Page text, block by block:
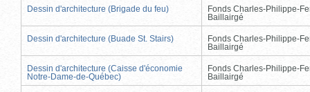
Dessin d'architecture (Brigade du feu)
Fonds Charles-Philippe-
Baillairgé
Dessin d'architecture (Buade St. Stairs)
Fonds Charles-Philippe-
Baillairgé
Dessin d'architecture (Caisse d'économie
Notre-Dame-de-Québec)
Fonds Charles-Philippe-
Baillairgé